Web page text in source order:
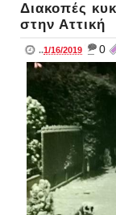
Διακοπές
στην Αττική
..1/16/2019 _ 0